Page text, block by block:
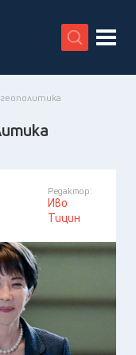
X
Редактор:
Иво
Тицин